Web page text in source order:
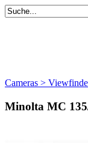
Cameras >
Minolta MC